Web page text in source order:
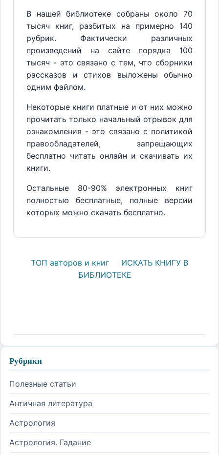
В нашей библиотеке собраны около 70
тысяч книг, разбитых на примерно 140
рубрик. Фактически различных
произведений на сайте порядка 100
тысяч - это связано с тем, что сборники
рассказов и стихов выложены обычно
одним файлом.
Некоторые книги платные и от них можно
прочитать только начальный отрывок для
ознакомления - это связано с политикой
правообладателей, запрещающих
бесплатно читать онлайн и скачивать их
книги.
Остальные 80-90% электронных книг
полностью бесплатные, полные версии
которых можно скачать бесплатно.
ТОП авторов и книг
ИСКАТЬ КНИГУ В
БИБЛИОТЕКЕ
Рубрики
Полезные статьи
Античная литература
Астрология
Астрология. Гадание